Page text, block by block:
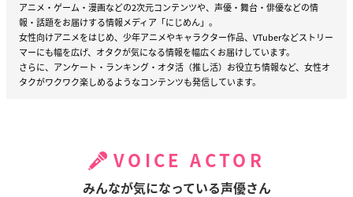
アニメ・ゲーム・漫画などの2次元コンテンツや、声優・舞台・俳優などの情
報・話題をお届けする情報メディア「にじめん」。
女性向けアニメをはじめ、少年アニメやキャラクター作品、VTuberなどストリー
マーにも幅を広げ、オタクが気になる情報を幅広くお届けしています。
さらに、アンケート・ランキング・オタ活（推し活）お役立ち情報など、女性オ
タクがワクワク楽しめるようなコンテンツも発信しています。
VOICE ACTOR
みんなが気になっている声優さん